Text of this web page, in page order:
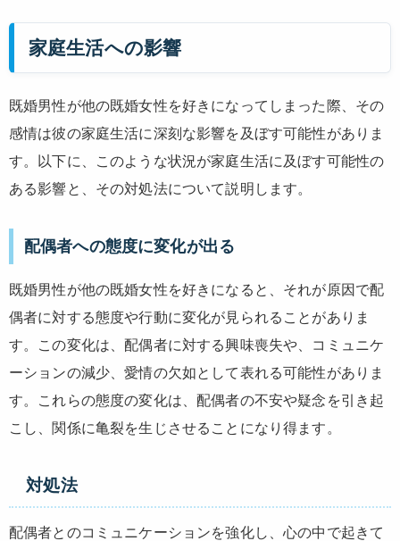
家庭生活への影響
既婚男性が他の既婚女性を好きになってしまった際、その
感情は彼の家庭生活に深刻な影響を及ぼす可能性がありま
す。以下に、このような状況が家庭生活に及ぼす可能性の
ある影響と、その対処法について説明します。
配偶者への態度に変化が出る
既婚男性が他の既婚女性を好きになると、それが原因で配
偶者に対する態度や行動に変化が見られることがありま
す。この変化は、配偶者に対する興味喪失や、コミュニケ
ーションの減少、愛情の欠如として表れる可能性がありま
す。これらの態度の変化は、配偶者の不安や疑念を引き起
こし、関係に亀裂を生じさせることになり得ます。
対処法
配偶者とのコミュニケーションを強化し、心の中で起きて